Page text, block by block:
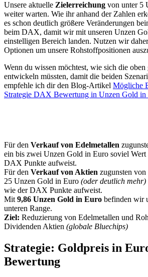
Unsere aktuelle Zielerreichung von unter 5
weiter warten. Wie ihr anhand der Zahlen
es schon deutlich größere Veränderungen
beim DAX, damit wir mit unseren Unzen
einstelligen Bereich landen. Nutzen wir
Optionen um unsere Rohstoffpositionen
Wenn du wissen möchtest, wie sich die oben
entwickeln müssten, damit die beiden
empfehle ich dir den Blog-Artikel Mögliche
Strategie DAX Bewertung in Unzen Gold in
Für den Verkauf von Edelmetallen
ein bis zwei Unzen Gold in Euro soviel Wert
DAX Punkte aufweist.
Für den Verkauf von Aktien zugunsten von
25 Unzen Gold in Euro (oder deutlich mehr)
wie der DAX Punkte aufweist.
Mit 9,86 Unzen Gold in Euro befinden wir
unteren Range.
Ziel: Reduzierung von Edelmetallen und
Dividenden Aktien (globale Bluechips)
Strategie: Goldpreis in
Bewertung